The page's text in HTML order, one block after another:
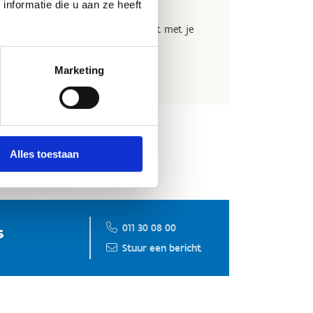
die u aan ze heeft
Marketing
Alles toestaan
in. We nemen snel contact met je
nadien door.
aan
011 30 08 00
Stuur een bericht